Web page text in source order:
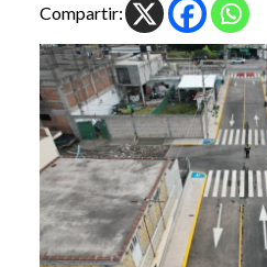
Compartir: